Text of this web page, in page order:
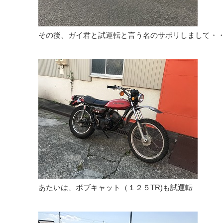
その後、ガイ君と試運転と言う名のサボリしまして・
あたいは、ボブキャット（１２５TR)も試運転